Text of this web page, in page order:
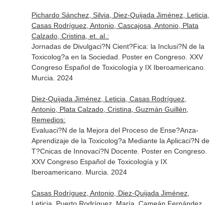
Pichardo Sánchez, Silvia, Diez-Quijada Jiménez, Leticia,
Casas Rodríguez, Antonio, Cascajosa, Antonio, Plata
Calzado, Cristina, et. al.:
Jornadas de Divulgaci?N Cient?Fica: la Inclusi?N de la
Toxicolog?a en la Sociedad. Poster en Congreso. XXV
Congreso Español de Toxicología y IX Iberoamericano.
Murcia. 2024
Diez-Quijada Jiménez, Leticia, Casas Rodríguez,
Antonio, Plata Calzado, Cristina, Guzmán Guillén,
Remedios:
Evaluaci?N de la Mejora del Proceso de Ense?Anza-
Aprendizaje de la Toxicolog?a Mediante la Aplicaci?N de
T?Cnicas de Innovaci?N Docente. Poster en Congreso.
XXV Congreso Español de Toxicología y IX
Iberoamericano. Murcia. 2024
Casas Rodríguez, Antonio, Diez-Quijada Jiménez,